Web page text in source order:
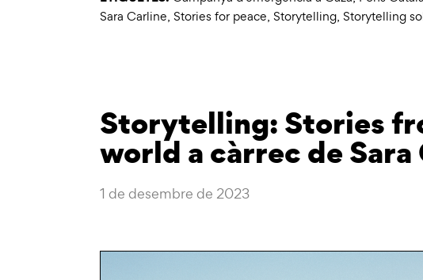
Sara Carline, Stories for peace, Storytelling, Storytelling
Storytelling: Stories
world a càrrec de Sara
1 de desembre de 2023